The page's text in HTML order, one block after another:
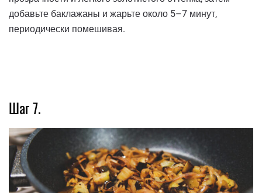
добавьте баклажаны и жарьте около 5–7 минут,
периодически помешивая.
Шаг 7.